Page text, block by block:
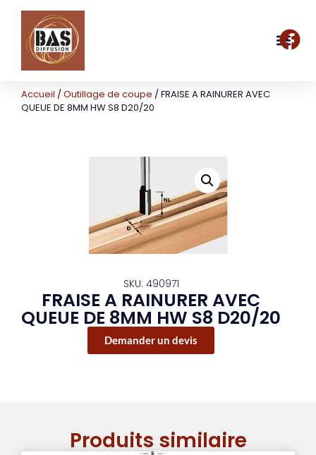
Accueil /Outillage de coupe / FRAISE A RAINURER AVEC
QUEUE DE 8MM HW S8 D20/20
SKU: 490971
FRAISE A RAINURER AVEC
QUEUE DE 8MM HW S8 D20/20
Demander un devis
Produits similaire